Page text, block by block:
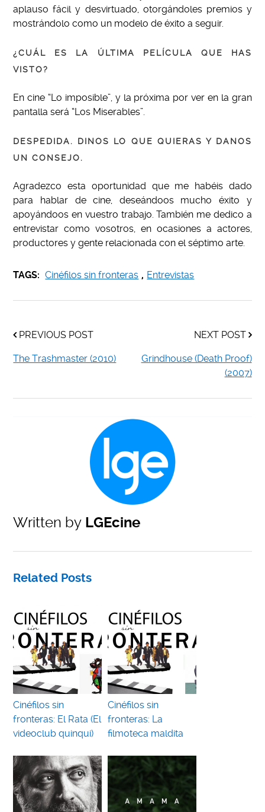
aplauso fácil y desvirtuado, otorgándoles premios y
mostrándolo como un modelo de éxito a seguir.
¿CUÁL ES LA ÚLTIMA PELÍCULA QUE HAS
VISTO?
En cine “Lo imposible”, y la próxima por ver en la gran
pantalla será “Los Miserables”.
DESPEDIDA. DINOS LO QUE QUIERAS Y DANOS
UN CONSEJO.
Agradezco esta oportunidad que me habéis dado
para hablar de cine, deseándoos mucho éxito y
apoyándoos en vuestro trabajo. También me dedico a
entrevistar como vosotros, en ocasiones a actores,
productores y gente relacionada con el séptimo arte.
TAGS: Cinéfilos sin fronteras , Entrevistas
PREVIOUS POST
The Trashmaster (2010)
NEXT POST
Grindhouse (Death Proof)
(2007)
Written by LGEcine
Related Posts
Cinéfilos sin
fronteras: El Rata (El
videoclub quinqui)
Cinéfilos sin
fronteras: La
filmoteca maldita